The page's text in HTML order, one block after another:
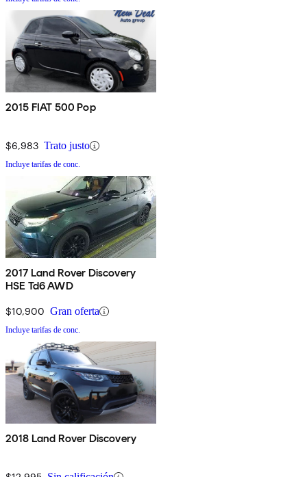
2015 FIAT 500 Pop
$6,983 Trato justo
Incluye tarifas de conc.
2017 Land Rover Discovery
HSE Td6 AWD
$10,900 Gran oferta
Incluye tarifas de conc.
2018 Land Rover Discovery